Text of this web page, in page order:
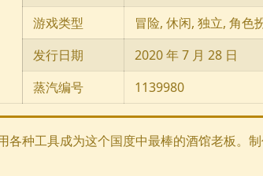
游戏类型
冒险, 休闲, 独立, 角色
发行日期
2020 年 7 月 28 日
蒸汽编号
1139980
种工具成为这个国度中最棒的酒馆老板。